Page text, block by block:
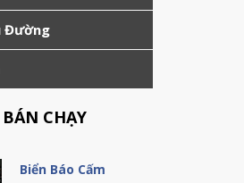
Đường
CHẠY
Biển Báo Cấm